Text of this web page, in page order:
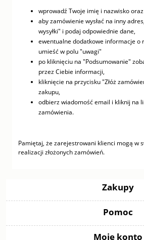
wprowadź Twoje imię i nazwisko
aby zamówienie wysłać na inny
wysyłki" i podaj odpowiednie dane,
ewentualne dodatkowe informacje o
umieść w polu "uwagi"
po kliknięciu na "Podsumowanie"
przez Ciebie informacji,
kliknięcie na przycisku "Złóż
zakupu,
odbierz wiadomość email i kliknij na
zamówienia.
Pamiętaj, że zarejestrowani klienci mogą w
realizacji złożonych zamówień.
Zakupy
Pomoc
Moje konto